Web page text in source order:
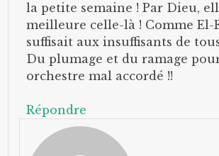
la petite semaine ! Par Dieu,
meilleure celle-là ! Comme El-
suffisait aux insuffisants de
Du plumage et du ramage
orchestre mal accordé !!
Répondre